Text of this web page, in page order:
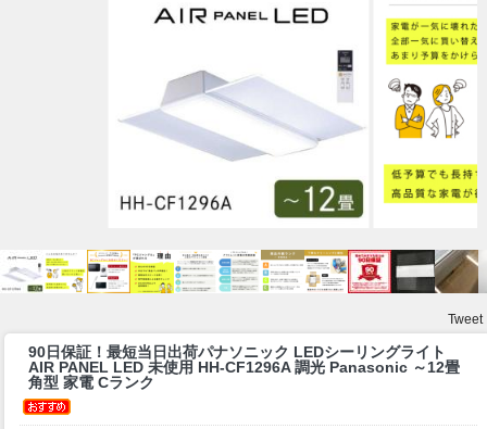
Tweet
90日保証！最短当日出荷パナソニック LEDシーリングライト
AIR PANEL LED 未使用 HH-CF1296A 調光 Panasonic ～12畳
角型 家電 Cランク